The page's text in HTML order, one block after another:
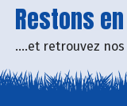
Restons
....et retrouvez